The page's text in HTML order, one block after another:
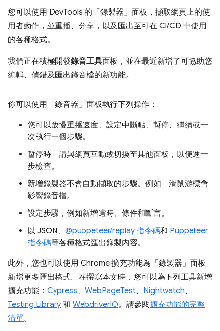
您可以使用 DevTools 的「錄製器」 面板，擷取網頁上的使
用者動作，並重播、分享，以及匯出至可在 CI/CD 中使用
的各種格式。
我們正在積極開發錄音工具面板，並在最近新增了可協助您
編輯、偵錯及匯出錄音檔的新功能。
你可以使用「錄音器」 面板執行下列操作：
您可以放慢重播速度、設定中斷點、暫停、繼續或一
次執行一個步驟。
暫停時，請與網頁互動或切換至其他面板，以便進一
步檢查。
新增錄製器不會自動擷取的步驟。例如，滑鼠游標會
影響錄音檔。
設定步驟，例如新增逾時、條件和斷言。
以 JSON、 @puppeteer/replay 指令碼和 Puppeteer
指令碼等各種格式匯出錄製內容。
此外，您也可以使用 Chrome 擴充功能為「錄製器」 面板
新增更多匯出格式。在撰寫本文時，您可以為下列工具新增
擴充功能： Cypress、 WebPageTest、 Nightwatch、
Testing Library 和 WebdriverIO。請參閱擴充功能的完整
清單。